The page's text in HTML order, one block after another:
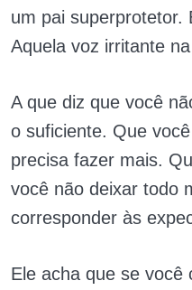
um pai superprotetor.
Aquela voz irritante
A que diz que você
o suficiente. Que
precisa fazer mais.
você não deixar todo
corresponder às
Ele acha que se você